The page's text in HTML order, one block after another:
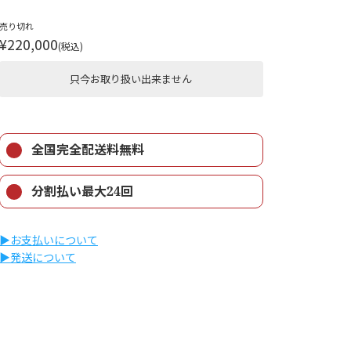
り切れ
(税込)
只今お取り扱い出来ません
全国完全配送料無料
分割払い最大24回
お支払いについて
発送について